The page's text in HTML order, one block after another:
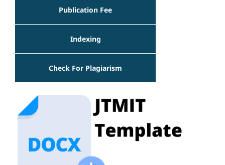
Publication Fee
Indexing
Check For Plagiarism